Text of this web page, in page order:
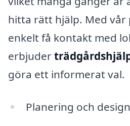
hitta rätt hjälp. Med
enkelt få kontakt med
erbjuder
göra ett informerat val.
Planering och